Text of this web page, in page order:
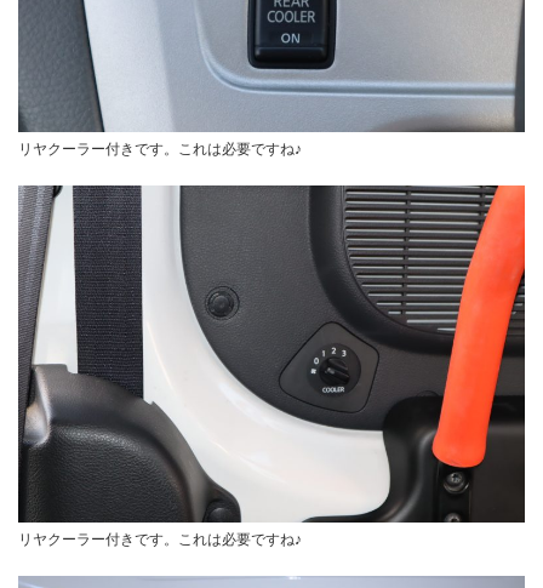
リヤクーラー付きです。これは必要ですね♪
リヤクーラー付きです。これは必要ですね♪